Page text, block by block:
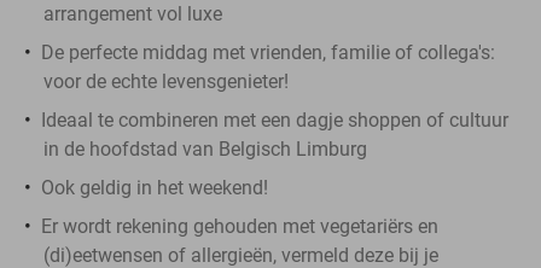
arrangement vol luxe
De perfecte middag met vrienden, familie of collega's:
voor de echte levensgenieter!
Ideaal te combineren met een dagje shoppen of cultuur
in de hoofdstad van Belgisch Limburg
Ook geldig in het weekend!
Er wordt rekening gehouden met vegetariërs en
(di)eetwensen of allergieën, vermeld deze bij je